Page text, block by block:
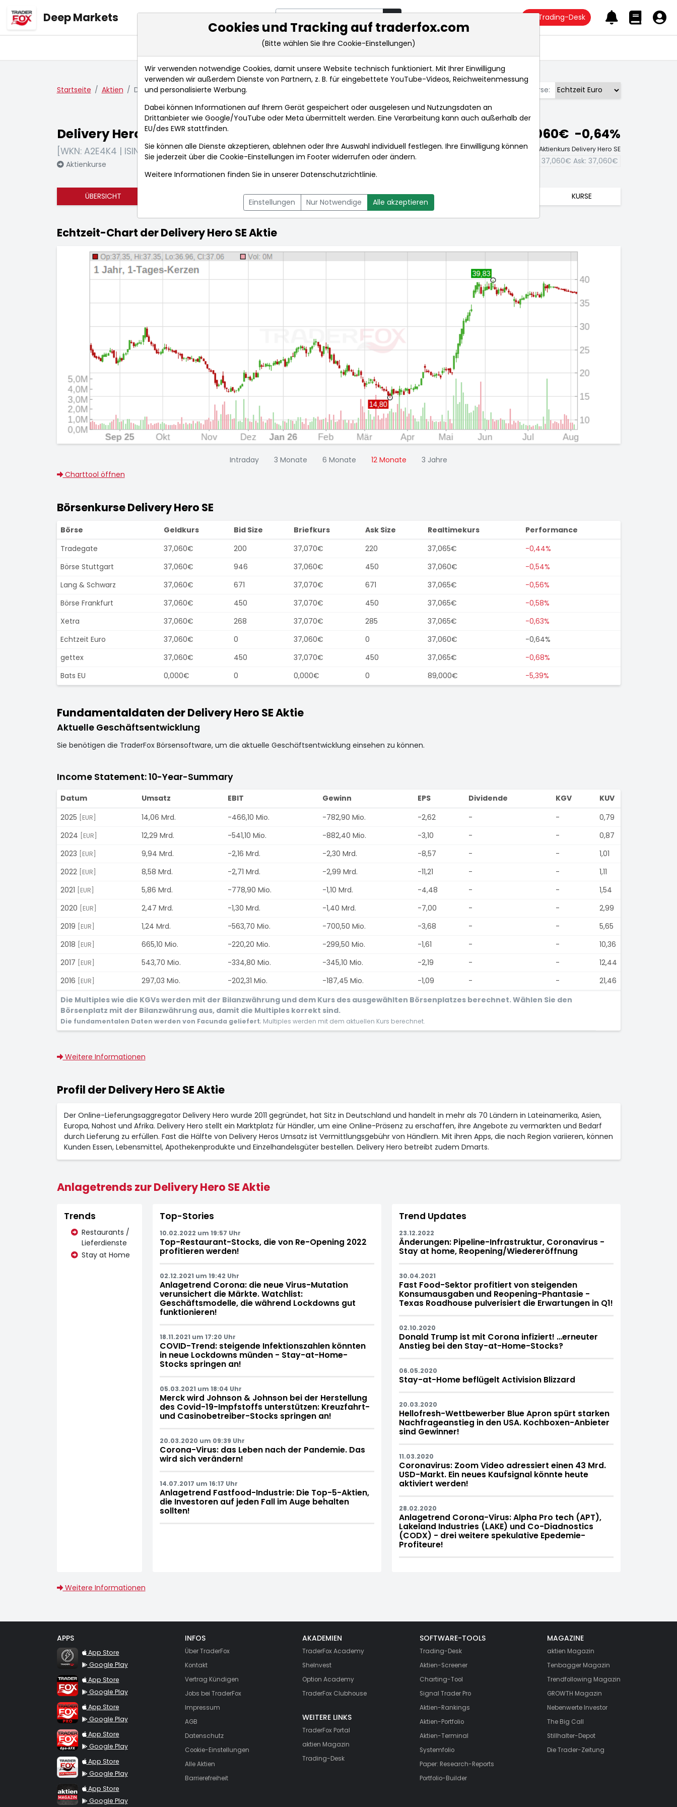
Deep Markets Trading-Desk
Markt-Analysen Market Tools Realtimekurse Nachrichten
Startseite Aktien Delivery Hero SE Börse:
Delivery Hero SE
[WKN: A2E4K4 | ISIN: DE000A2E4K43]
Aktienkurse
37,060€ -0,64%
Echtzeit-Aktienkurs Delivery Hero SE
37,060€ Ask: 37,060€
ÜBERSICHT NACHRICHTEN CHARTTOOL KURSE
Echtzeit-Chart der Delivery Hero SE Aktie
Intraday 3 Monate 6 Monate 12 Monate
3 Jahre
Charttool öffnen
Börsenkurse Delivery Hero SE
Börse Geldkurs Bid Size Briefkurs Ask Size Realtimekurs
Performance
Tradegate
37,060€ 200 37,070€ 220 37,065€
-0,44%
Börse Stuttgart
37,060€ 946 37,060€ 450 37,060€
-0,54%
Lang & Schwarz
37,060€ 671 37,070€ 671 37,065€
-0,56%
Börse Frankfurt
37,060€ 450 37,070€ 450 37,065€
-0,58%
Xetra
37,060€ 268 37,070€ 285 37,065€
-0,63%
Echtzeit Euro
37,060€ 0 37,060€ 0 37,060€
-0,64%
gettex
37,060€ 450 37,070€ 450 37,065€
-0,68%
Bats EU
0,000€ 0 0,000€ 0 89,000€ -5,39%
Fundamentaldaten der Delivery Hero SE Aktie
Aktuelle Geschäftsentwicklung
Sie benötigen die TraderFox Börsensoftware, um die aktuelle Geschäftsentwicklung einsehen zu können.
Income Statement: 10-Year-Summary
Datum Umsatz EBIT Gewinn EPS Dividende KGV
KUV
2025
[EUR] 14,06 Mrd. -466,10 Mio. -782,90 Mio. -2,62 - -
0,79
2024
[EUR] 12,29 Mrd. -541,10 Mio. -882,40 Mio. -3,10 - -
0,87
2023
[EUR] 9,94 Mrd. -2,16 Mrd. -2,30 Mrd. -8,57 - -
1,01
2022
[EUR] 8,58 Mrd. -2,71 Mrd. -2,99 Mrd. -11,21 - -
1,11
2021
[EUR] 5,86 Mrd. -778,90 Mio. -1,10 Mrd. -4,48 - -
1,54
2020
[EUR] 2,47 Mrd. -1,30 Mrd. -1,40 Mrd. -7,00 - -
2,99
2019
[EUR] 1,24 Mrd. -563,70 Mio. -700,50 Mio. -3,68 - -
5,65
2018
[EUR] 665,10 Mio. -220,20 Mio. -299,50 Mio. -1,61 - -
10,36
2017
[EUR] 543,70 Mio. -334,80 Mio. -345,10 Mio. -2,19 - -
12,44
2016
[EUR] 297,03 Mio. -202,31 Mio. -187,45 Mio. -1,09 - -
21,46
Die Multiples wie die KGVs werden mit der Bilanzwährung und dem Kurs des ausgewählten Börsenplatzes berechnet. Wählen Sie den
Börsenplatz mit der Bilanzwährung aus, damit die Multiples korrekt sind.
Die fundamentalen Daten werden von Facunda geliefert; Multiples werden mit dem aktuellen Kurs berechnet.
Weitere Informationen
Profil der Delivery Hero SE Aktie
Der Online-Lieferungsaggregator Delivery Hero wurde 2011 gegründet, hat Sitz in Deutschland und handelt in mehr als 70 Ländern in Lateinamerika, Asien,
Europa, Nahost und Afrika. Delivery Hero stellt ein Marktplatz für Händler, um eine Online-Präsenz zu erschaffen, ihre Angebote zu vermarkten und Bedarf
durch Lieferung zu erfüllen. Fast die Hälfte von Delivery Heros Umsatz ist Vermittlungsgebühr von Händlern. Mit ihren Apps, die nach Region variieren, können
Kunden Essen, Lebensmittel, Apothekenprodukte und Einzelhandelsgüter bestellen. Delivery Hero betreibt zudem Dmarts.
Anlagetrends zur Delivery Hero SE Aktie
Trends
Restaurants /
Lieferdienste
Stay at Home
Top-Stories
10.02.2022 um 19:57 Uhr
Top-Restaurant-Stocks, die von Re-Opening 2022
profitieren werden!
02.12.2021 um 19:42 Uhr
Anlagetrend Corona: die neue Virus-Mutation
verunsichert die Märkte. Watchlist:
Geschäftsmodelle, die während Lockdowns gut
funktionieren!
18.11.2021 um 17:20 Uhr
COVID-Trend: steigende Infektionszahlen könnten
in neue Lockdowns münden - Stay-at-Home-
Stocks springen an!
05.03.2021 um 18:04 Uhr
Merck wird Johnson & Johnson bei der Herstellung
des Covid-19-Impfstoffs unterstützen: Kreuzfahrt-
und Casinobetreiber-Stocks springen an!
20.03.2020 um 09:39 Uhr
Corona-Virus: das Leben nach der Pandemie. Das
wird sich verändern!
14.07.2017 um 16:17 Uhr
Anlagetrend Fastfood-Industrie: Die Top-5-Aktien,
die Investoren auf jeden Fall im Auge behalten
sollten!
Trend Updates
23.12.2022
Änderungen: Pipeline-Infrastruktur, Coronavirus -
Stay at home, Reopening/Wiedereröffnung
30.04.2021
Fast Food-Sektor profitiert von steigenden
Konsumausgaben und Reopening-Phantasie -
Texas Roadhouse pulverisiert die Erwartungen in Q1!
02.10.2020
Donald Trump ist mit Corona infiziert! …erneuter
Anstieg bei den Stay-at-Home-Stocks?
06.05.2020
Stay-at-Home beflügelt Activision Blizzard
20.03.2020
Hellofresh-Wettbewerber Blue Apron spürt starken
Nachfrageanstieg in den USA. Kochboxen-Anbieter
sind Gewinner!
11.03.2020
Coronavirus: Zoom Video adressiert einen 43 Mrd.
USD-Markt. Ein neues Kaufsignal könnte heute
aktiviert werden!
28.02.2020
Anlagetrend Corona-Virus: Alpha Pro tech (APT),
Lakeland Industries (LAKE) und Co-Diadnostics
(CODX) - drei weitere spekulative Epedemie-
Profiteure!
Weitere Informationen
APPS
TraderFox Flash
App Store
Google Play
TraderFox App
App Store
Google Play
TraderFox Pro
App Store
Google Play
TraderFox dpa-AFX ProFeed
App Store
Google Play
TraderFox Live Trading
App Store
Google Play
TraderFox aktien Magazin
App Store
Google Play
INFOS
Über TraderFox
Kontakt
Vertrag Kündigen
Jobs bei TraderFox
Impressum
AGB
Datenschutz
Cookie-Einstellungen
Alle Aktien
Barrierefreiheit
AKADEMIEN
TraderFox Academy
SheInvest
Option Academy
TraderFox Clubhouse
WEITERE LINKS
TraderFox Portal
aktien Magazin
Trading-Desk
SOFTWARE-TOOLS
Trading-Desk
Aktien-Screener
Charting-Tool
Signal Trader Pro
Aktien-Rankings
Aktien-Portfolio
Aktien-Terminal
Systemfolio
Paper: Research-Reports
Portfolio-Builder
MAGAZINE
aktien Magazin
Tenbagger Magazin
Trendfollowing Magazin
GROWTH Magazin
Nebenwerte Investor
The Big Call
Stillhalter-Depot
Die Trader-Zeitung
Cookies und Tracking auf traderfox.com
(Bitte wählen Sie Ihre Cookie-Einstellungen)
Wir verwenden notwendige Cookies, damit unsere Website technisch funktioniert. Mit Ihrer Einwilligung
verwenden wir außerdem Dienste von Partnern, z. B. für eingebettete YouTube-Videos, Reichweitenmessung
und personalisierte Werbung.
Dabei können Informationen auf Ihrem Gerät gespeichert oder ausgelesen und Nutzungsdaten an
Drittanbieter wie Google/YouTube oder Meta übermittelt werden. Eine Verarbeitung kann auch außerhalb der
EU/des EWR stattfinden.
Sie können alle Dienste akzeptieren, ablehnen oder Ihre Auswahl individuell festlegen. Ihre Einwilligung können
Sie jederzeit über die Cookie-Einstellungen im Footer widerrufen oder ändern.
Weitere Informationen finden Sie in unserer Datenschutzrichtlinie.
Einstellungen Nur Notwendige Alle akzeptieren